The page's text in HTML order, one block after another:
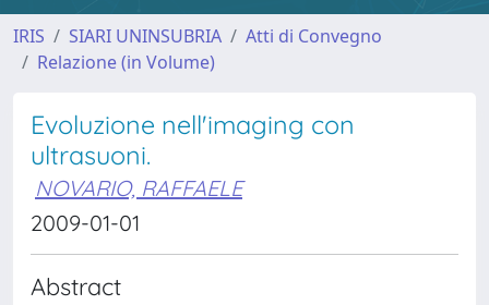
IRIS SIARI UNINSUBRIA
Atti di Convegno
Relazione (in Volume)
Evoluzione nell'imaging con
ultrasuoni.
NOVARIO, RAFFAELE
2009-01-01
Abstract